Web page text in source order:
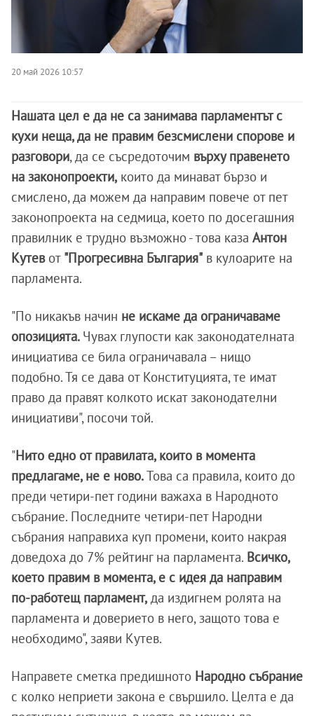
20 май 2026 10:57
Нашата цел е да не са занимава парламентът с
кухи неща, да не правим безсмислени спорове и
разговори, да се съсредоточим върху правенето
на законопроекти, които да минават бързо и
смислено, да можем да направим повече от пет
законопроекта на седмица, което по досегашния
правилник е трудно възможно - това каза Антон
Кутевот "Прогресивна България"в кулоарите на
парламента.
"По никакъв начин не искаме да ограничаваме
опозицията. Чувах глупости как законодателната
инициатива се била ограничавала – нищо
подобно. Тя се дава от Конституцията, те имат
право да правят колкото искат законодателни
инициативи", посочи той.
"Нито едно от правилата, които в момента
предлагаме, не е ново.Това са правила, които до
преди четири-пет години важаха в Народното
събрание. Последните четири-пет Народни
събрания направиха куп промени, които накрая
доведоха до 7% рейтинг на парламента. Всичко,
което правим в момента, е с идея да направим
по-работещ парламент, да издигнем ролята на
парламента и доверието в него, защото това е
необходимо", заяви Кутев.
Направете сметка предишното Народно събрание
с колко неприети закона е свършило. Целта е да